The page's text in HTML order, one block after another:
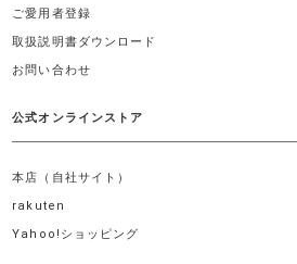
ご愛用者登録
取扱説明書ダウンロード
お問い合わせ
公式オンラインストア
本店（自社サイト）
rakuten
Yahoo!ショッピング